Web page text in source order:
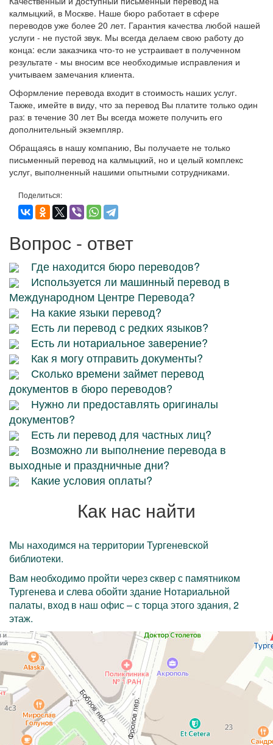
калмыцкий, в Москве. Наше бюро работает в сфере
переводов уже более 20 лет. Гарантия качества любой нашей
услуги - не пустой звук. Мы всегда делаем свою работу до
конца: если заказчика что-то не устраивает в полученном
результате - мы вносим все необходимые исправления и
учитываем замечания клиента.
Оформление перевода входит в стоимость наших услуг.
Также, имейте в виду, что за перевод Вы платите только один
раз: в течение 30 лет Вы всегда можете получить его
дополнительный экземпляр.
Обращаясь в нашу компанию, Вы получаете не только
письменный перевод на калмыцкий, но и целый комплекс
услуг, выполненный нашими опытными сотрудниками.
Поделиться:
Вопрос - ответ
Где находится бюро переводов?
Используется ли машинный перевод в
Международном Центре Перевода?
На какие языки перевод?
Есть ли перевод с редких языков?
Есть ли нотариальное заверение?
Как я могу отправить документы?
Сколько времени займет перевод
документов в бюро переводов?
Нужно ли предоставлять оригиналы
документов?
Есть ли перевод для частных лиц?
Возможно ли выполнение перевода в
выходные и праздничные дни?
Какие условия оплаты?
Как нас найти
Мы находимся на территории Тургеневской
библиотеки.
Вам необходимо пройти через cквер с памятником
Тургенева и слева обойти здание Нотариальной
палаты, вход в наш офис – с торца этого здания, 2
этаж.